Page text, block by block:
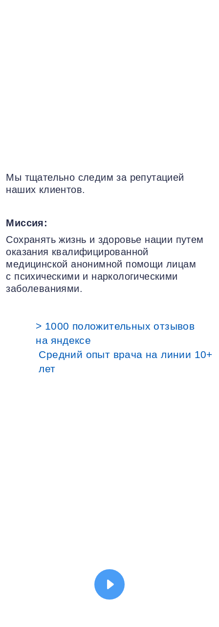
Мы тщательно следим за репутацией
наших клиентов.
Миссия:
Сохранять жизнь и здоровье нации путем
оказания квалифицированной
медицинской анонимной помощи лицам
с психическими и наркологическими
заболеваниями.
> 1000 положительных отзывов
на яндексе
Средний опыт врача на линии 10+
лет